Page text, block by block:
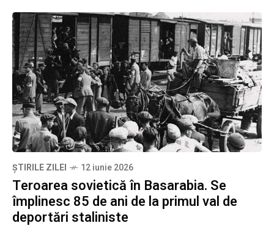
ȘTIRILE ZILEI 12 iunie 2026
Teroarea sovietică în Basarabia. Se
împlinesc 85 de ani de la primul val de
deportări staliniste